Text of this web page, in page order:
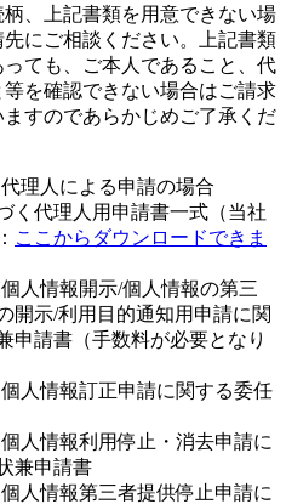
柄、上記書類を用意できない場
にご相談ください。上記書類
ても、ご本人であること、代
を確認できない場合はご請求
すのであらかじめご了承くだ
理人による申請の場合
く代理人用申請書一式（当社
ここからダウンロードできま
人情報開示/個人情報の第三
開示/利用目的通知用申請に関
申請書（手数料が必要となり
人情報訂正申請に関する委任
人情報利用停止・消去申請に
兼申請書
人情報第三者提供停止申請に